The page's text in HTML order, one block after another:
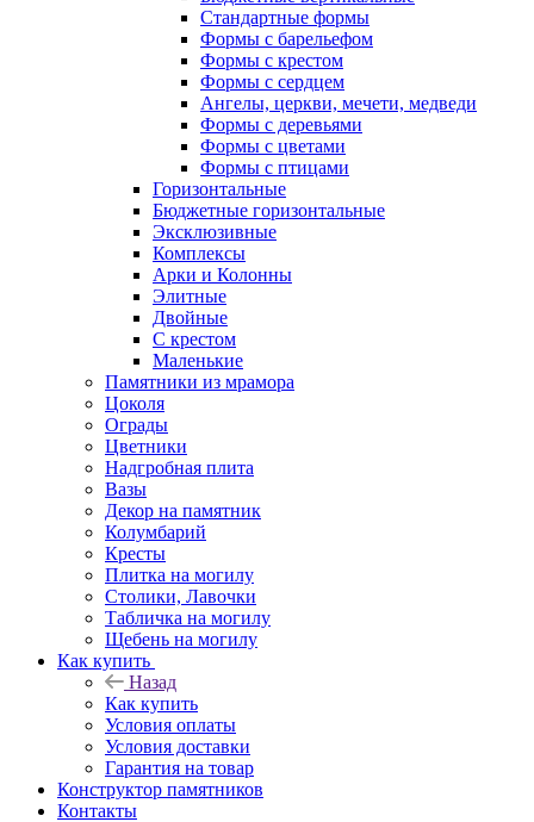
Стандартные формы
Формы с барельефом
Формы с крестом
Формы с сердцем
Ангелы, церкви, мечети, медведи
Формы с деревьями
Формы с цветами
Формы с птицами
Горизонтальные
Бюджетные горизонтальные
Эксклюзивные
Комплексы
Арки и Колонны
Элитные
Двойные
С крестом
Маленькие
Памятники из мрамора
Цоколя
Ограды
Цветники
Надгробная плита
Вазы
Декор на памятник
Колумбарий
Кресты
Плитка на могилу
Столики, Лавочки
Табличка на могилу
Щебень на могилу
Как купить
Назад
Как купить
Условия оплаты
Условия доставки
Гарантия на товар
Конструктор памятников
Контакты